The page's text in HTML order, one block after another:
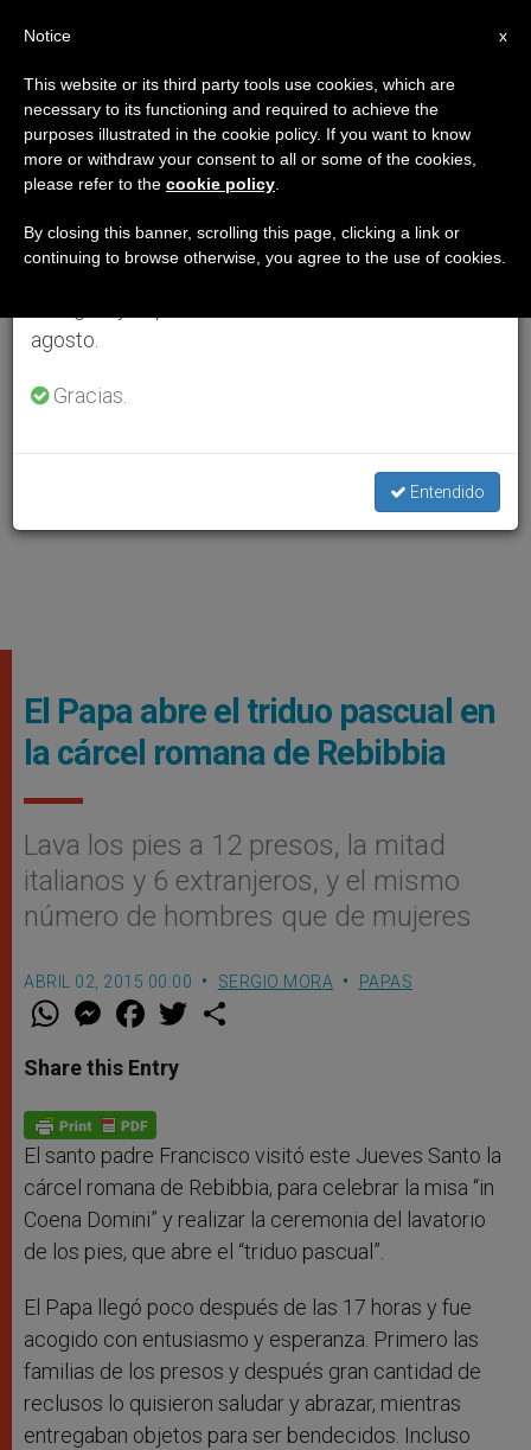
El Papa abre el triduo pascual en
la cárcel romana de Rebibbia
Lava los pies a 12 presos, la mitad
italianos y 6 extranjeros, y el mismo
número de hombres que de mujeres
ABRIL 02, 2015 00:00 SERGIO MORA PAPAS
W
t
s
p
p
M
e
s
e
g
e
r
F
a
e
b
o
k
w
Share this Entry
El santo padre Francisco visitó este Jueves Santo la
cárcel romana de Rebibbia, para celebrar la misa “in
Coena Domini” y realizar la ceremonia del lavatorio
de los pies, que abre el “triduo pascual”.
El Papa llegó poco después de las 17 horas y fue
acogido con entusiasmo y esperanza. Primero las
familias de los presos y después gran cantidad de
reclusos lo quisieron saludar y abrazar, mientras
entregaban objetos para ser bendecidos. Incluso
×
Aviso importante
Del 27 de julio al 7 de agosto haremos la pausa
anual, aprovechando que en el periodo de verano
se generan menos informaciones y también el
agosto.
Gracias.
Entendido
x
Notice
This website or its third party tools use cookies, which are
necessary to its functioning and required to achieve the
purposes illustrated in the cookie policy. If you want to know
more or withdraw your consent to all or some of the cookies,
please refer to the cookie policy
By closing this banner, scrolling this page, clicking a link or
continuing to browse otherwise, you agree to the use of cookies.